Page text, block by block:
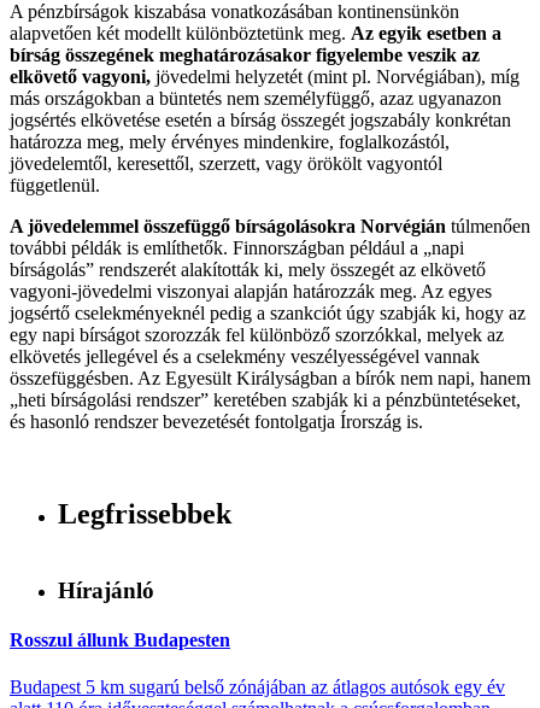
A pénzbírságok kiszabása vonatkozásában kontinensünkön
alapvetően két modellt különböztetünk meg. Az egyik esetben a
bírság összegének meghatározásakor figyelembe veszik az
elkövető vagyoni, jövedelmi helyzetét (mint pl. Norvégiában), míg
más országokban a büntetés nem személyfüggő, azaz ugyanazon
jogsértés elkövetése esetén a bírság összegét jogszabály konkrétan
határozza meg, mely érvényes mindenkire, foglalkozástól,
jövedelemtől, keresettől, szerzett, vagy örökölt vagyontól
függetlenül.
A jövedelemmel összefüggő bírságolásokra Norvégián túlmenően
további példák is említhetők. Finnországban például a „napi
bírságolás” rendszerét alakították ki, mely összegét az elkövető
vagyoni-jövedelmi viszonyai alapján határozzák meg. Az egyes
jogsértő cselekményeknél pedig a szankciót úgy szabják ki, hogy az
egy napi bírságot szorozzák fel különböző szorzókkal, melyek az
elkövetés jellegével és a cselekmény veszélyességével vannak
összefüggésben. Az Egyesült Királyságban a bírók nem napi, hanem
„heti bírságolási rendszer” keretében szabják ki a pénzbüntetéseket,
és hasonló rendszer bevezetését fontolgatja Írország is.
Legfrissebbek
Hírajánló
Rosszul állunk Budapesten
Budapest 5 km sugarú belső zónájában az átlagos autósok egy év